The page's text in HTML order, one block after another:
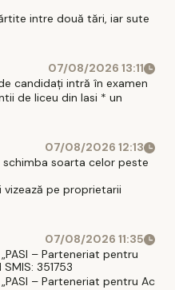
intre două tări, iar sute
07/08/2026 13:11
candidați intră în examen
de liceu din Iasi * un
07/08/2026 12:13
soarta celor peste
vizează pe proprietarii
07/08/2026 11:35
„PASI – Parteneriat pentru
351753
„PASI – Parteneriat pentru Ac